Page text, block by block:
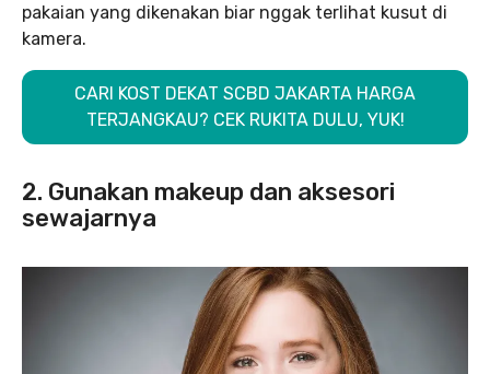
pakaian yang dikenakan biar nggak terlihat kusut di
kamera.
CARI KOST DEKAT SCBD JAKARTA HARGA
TERJANGKAU? CEK RUKITA DULU, YUK!
2. Gunakan makeup dan aksesori
sewajarnya